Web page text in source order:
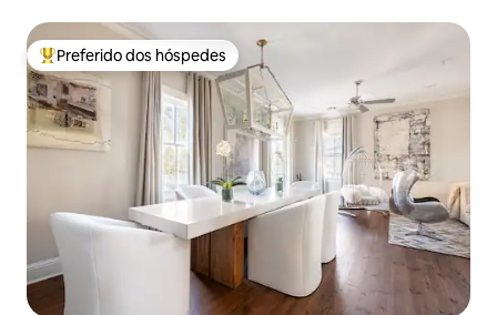
Entre os melhores preferidos dos hóspedes
Preferido dos hóspedes